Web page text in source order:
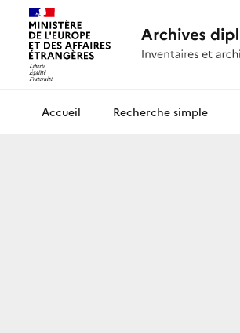
Archives diplomatiquesRecherche simple